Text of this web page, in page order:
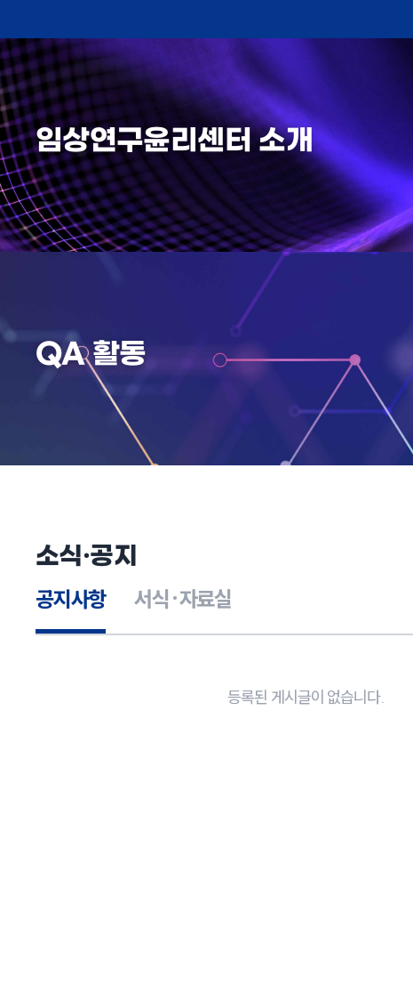
임상연구윤리센터 소개
QA 활동
소식·공지
공지사항 서식·자료실
등록된 게시글이 없습니다.